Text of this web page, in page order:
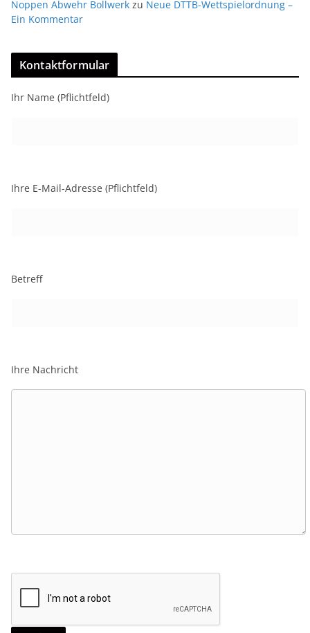
Noppen Abwehr Bollwerk zu Neue DTTB-Wettspielordnung –
Ein Kommentar
Kontaktformular
Ihr Name (Pflichtfeld)
Ihre E-Mail-Adresse (Pflichtfeld)
Betreff
Ihre Nachricht